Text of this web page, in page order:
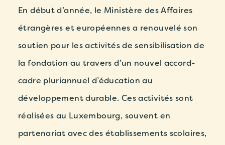
En début d’année, le Ministère des Affaires
étrangères et européennes a renouvelé son
soutien pour les activités de sensibilisation de
la fondation au travers d’un nouvel accord-
cadre pluriannuel d’éducation au
développement durable. Ces activités sont
réalisées au Luxembourg, souvent en
partenariat avec des établissements scolaires,